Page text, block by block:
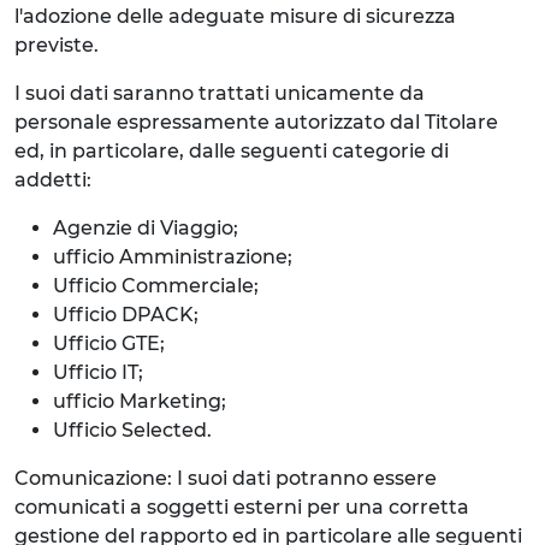
l'adozione delle adeguate misure di sicurezza
previste.
I suoi dati saranno trattati unicamente da
personale espressamente autorizzato dal Titolare
ed, in particolare, dalle seguenti categorie di
addetti:
Agenzie di Viaggio;
ufficio Amministrazione;
Ufficio Commerciale;
Ufficio DPACK;
Ufficio GTE;
Ufficio IT;
ufficio Marketing;
Ufficio Selected.
Comunicazione: I suoi dati potranno essere
comunicati a soggetti esterni per una corretta
gestione del rapporto ed in particolare alle seguenti